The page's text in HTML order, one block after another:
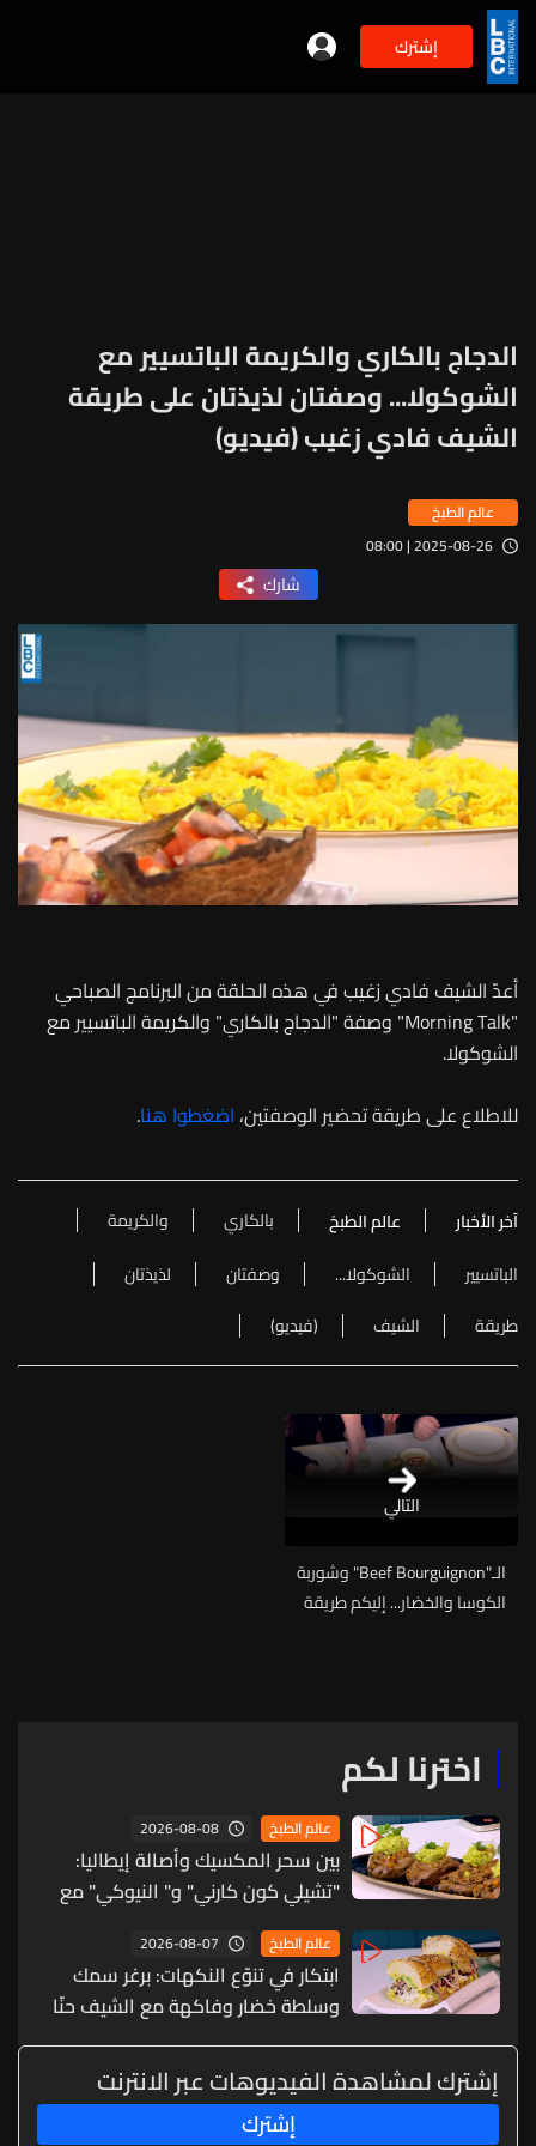
إشترك
الدجاج بالكاري والكريمة الباتسيير مع
الشوكولا... وصفتان لذيذتان على طريقة
الشيف فادي زغيب (فيديو)
عالم الطبخ
2025-08-26 | 08:00
شارك
أعدّ الشيف فادي زغيب في هذه الحلقة من البرنامج الصباحي
"Morning Talk" وصفة "الدجاج بالكاري" والكريمة الباتسيير مع
الشوكولا.
للاطلاع على طريقة تحضير الوصفتين، اضغطوا هنا.
آخر الأخبار عالم الطبخ بالكاري
والكريمة
الباتسيير
الشوكولا... وصفتان
لذيذتان
طريقة
الشيف (فيديو)
التالي
الـ"Beef Bourguignon" وشوربة
الكوسا والخضار... إليكم طريقة
اخترنا لكم
عالم الطبخ 2026-08-08
بين سحر المكسيك وأصالة إيطاليا:
"تشيلي كون كارني" و" النيوكي" مع
الشيف جوزاف منصور (فيديو)
عالم الطبخ 2026-08-07
ابتكار في تنوّع النكهات: برغر سمك
وسلطة خضار وفاكهة مع الشيف حنّا
طويل (فيديو)
إشترك لمشاهدة الفيديوهات عبر الانترنت
إشترك